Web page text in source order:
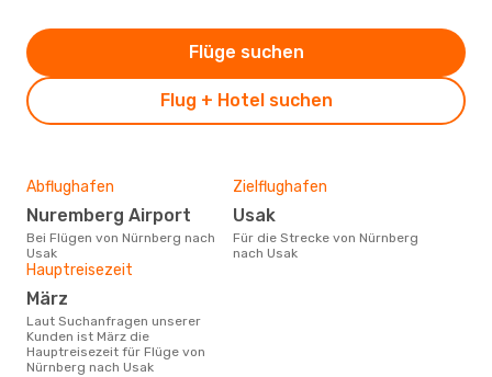
Flug + Hotel suchen
Flüge suchen
Abflughafen
Nuremberg Airport
Bei Flügen von Nürnberg nach
Usak
Zielflughafen
Usak
Für die Strecke von Nürnberg
nach Usak
Hauptreisezeit
März
Laut Suchanfragen unserer
Kunden ist März die
Hauptreisezeit für Flüge von
Nürnberg nach Usak